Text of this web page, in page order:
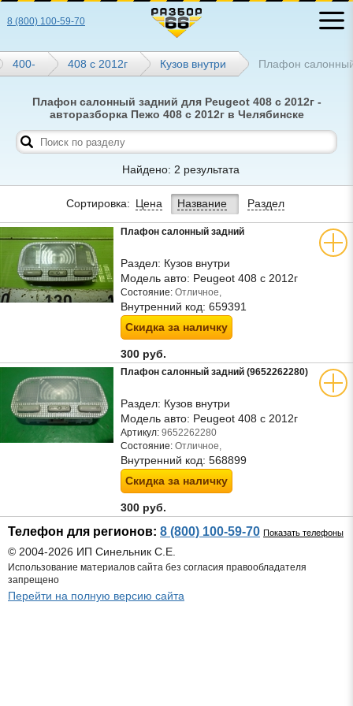
8 (800) 100-59-70
400- 408 с 2012г Кузов внутри Плафон
Плафон салонный задний для Peugeot 408 с 2012г -
авторазборка Пежо 408 с 2012г в Челябинске
Найдено: 2 результата
Сортировка: Цена Название Раздел
Плафон салонный задний
Раздел: Кузов внутри
Модель авто: Peugeot 408 с 2012г
Состояние: Отличное,
Внутренний код: 659391
Скидка за наличку
300 руб.
Плафон салонный задний (9652262280)
Раздел: Кузов внутри
Модель авто: Peugeot 408 с 2012г
Артикул: 9652262280
Состояние: Отличное,
Внутренний код: 568899
Скидка за наличку
300 руб.
Телефон для регионов: 8 (800) 100-59-70 Показать телефоны
© 2004-2026 ИП Синельник С.Е.
Использование материалов сайта без согласия правообладателя
запрещено
Перейти на полную версию сайта